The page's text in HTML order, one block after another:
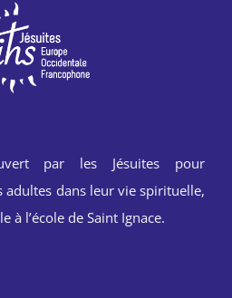
par les Jésuites pour
adultes dans leur vie spirituelle,
à l’école de Saint Ignace.